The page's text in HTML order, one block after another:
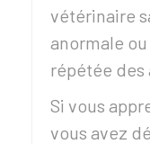
vétérinaire
anormale
répétée des
Si vous
vous avez